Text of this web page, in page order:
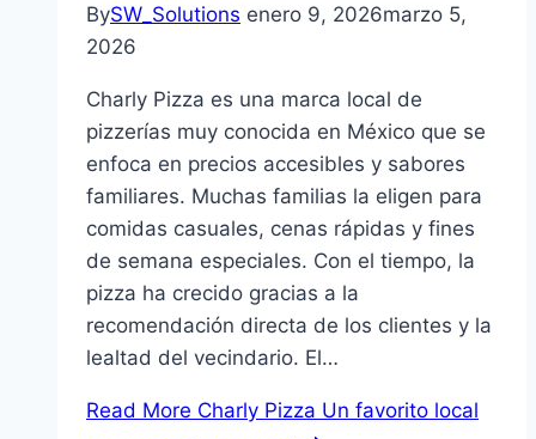
BySW_Solutions enero 9, 2026marzo 5,
2026
Charly Pizza es una marca local de
pizzerías muy conocida en México que se
enfoca en precios accesibles y sabores
familiares. Muchas familias la eligen para
comidas casuales, cenas rápidas y fines
de semana especiales. Con el tiempo, la
pizza ha crecido gracias a la
recomendación directa de los clientes y la
lealtad del vecindario. El…
Read More Charly Pizza Un favorito local